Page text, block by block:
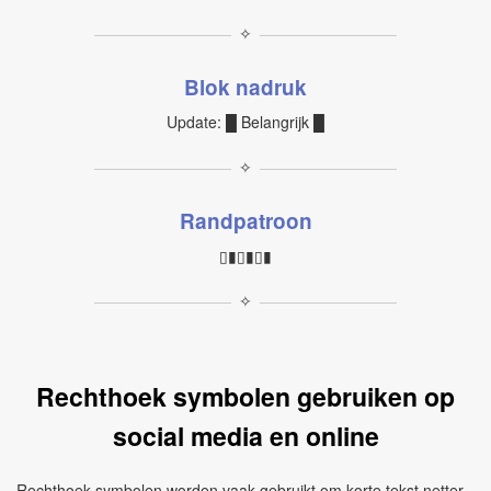
✧
Blok nadruk
Update: █ Belangrijk █
✧
Randpatroon
▯▮▯▮▯▮
✧
Rechthoek symbolen gebruiken op
social media en online